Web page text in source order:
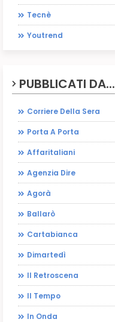
Tecnè
Youtrend
PUBBLICATI DA...
Corriere Della Sera
Porta A Porta
Affaritaliani
Agenzia Dire
Agorà
Ballarò
Cartabianca
Dimartedì
Il Retroscena
Il Tempo
In Onda